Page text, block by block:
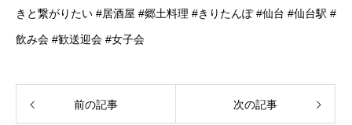
きと繋がりたい #居酒屋 #郷土料理 #きりたんぽ #仙台 #仙台駅 #
飲み会 #歓送迎会 #女子会
前の記事 次の記事